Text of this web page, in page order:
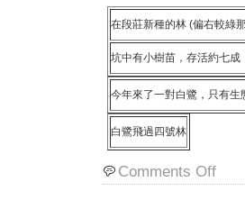
在段莊新種的林 (偏右較綠
坑中有小樹苗，存活約七成
今年來了一對白鷺，只有
白鷺飛過四號林
Comments Off